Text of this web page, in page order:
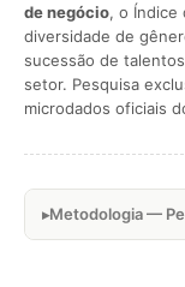
de negócio, o Índice
diversidade de
sucessão de
setor. Pesquisa
microdados oficiais
Metodologia —